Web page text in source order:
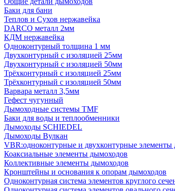
Баки для бани
Теплов и Сухов нержавейка
DARCO металл 2мм
КДМ нержавейка
Одноконтурный толщина 1 мм
Двухконтурный с изоляцией 25мм
Двухконтурный с изоляцией 50мм
Трёхконтурный с изоляцией 25мм
Трёхконтурный с изоляцией 50мм
Варвара металл 3,5мм
Гефест чугунный
Дымоходные системы TMF
Баки для воды и теплообменники
Дымоходы SCHIEDEL
Дымоходы Вулкан
VBR:одноконтурные и двухконтурные
Коаксиальные элементы дымоходов
Коллективные элементы дымоходов
Кронштейны и основания к опорам дымоходов
Одноконтурная система элементов круглого